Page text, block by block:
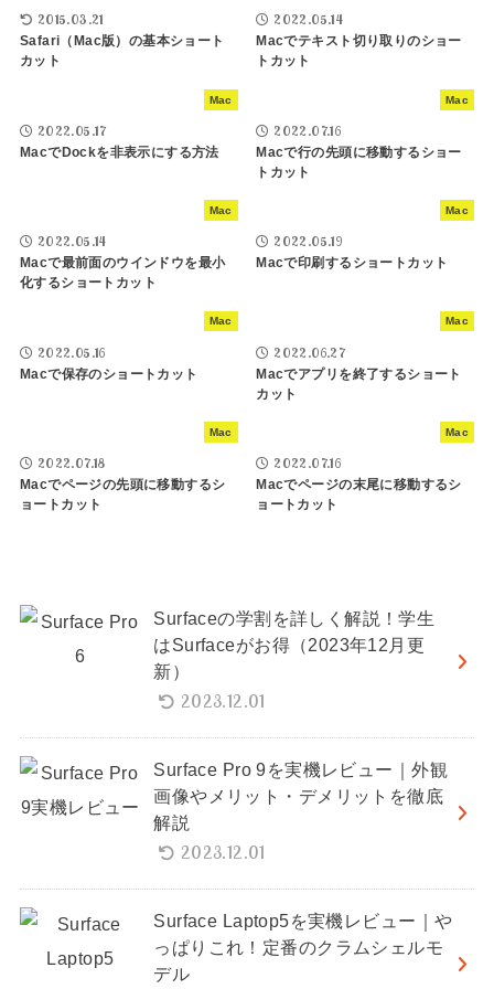
2015.03.21
Safari（Mac版）の基本ショート
カット
2022.05.14
Macでテキスト切り取りのショー
トカット
Mac
2022.05.17
MacでDockを非表示にする方法
Mac
2022.07.16
Macで行の先頭に移動するショー
トカット
Mac
2022.05.14
Macで最前面のウインドウを最小
化するショートカット
Mac
2022.05.19
Macで印刷するショートカット
Mac
2022.05.16
Macで保存のショートカット
Mac
2022.06.27
Macでアプリを終了するショート
カット
Mac
2022.07.18
Macでページの先頭に移動するシ
ョートカット
Mac
2022.07.16
Macでページの末尾に移動するシ
ョートカット
Surfaceの学割を詳しく解説！学生
はSurfaceがお得（2023年12月更
新）
2023.12.01
Surface Pro 9を実機レビュー｜外観
画像やメリット・デメリットを徹底
解説
2023.12.01
Surface Laptop5を実機レビュー｜や
っぱりこれ！定番のクラムシェルモ
デル